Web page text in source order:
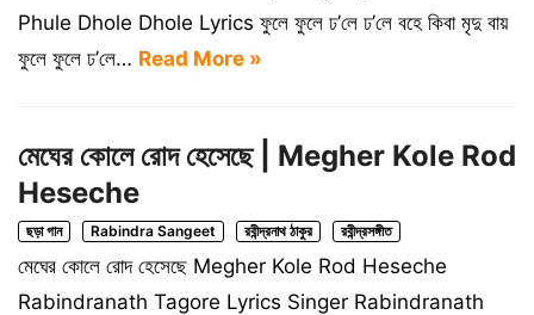
Phule Dhole Dhole Lyrics ফুলে ফুলে ঢ’লে ঢ’লে বহে কিবা মৃদু বায়
ফুলে ফুলে ঢ’লে… Read More »
মেঘের কোলে রোদ হেসেছে | Megher Kole Rod
Heseche
ছড়া গান Rabindra Sangeet রবীন্দ্রনাথ ঠাকুর রবীন্দ্রসঙ্গীত
মেঘের কোলে রোদ হেসেছে Megher Kole Rod Heseche
Rabindranath Tagore Lyrics Singer Rabindranath